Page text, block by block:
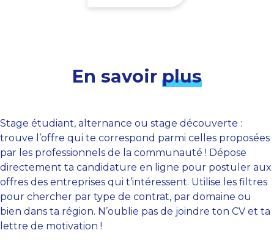
En savoir plus
Stage étudiant, alternance ou stage découverte :
trouve l’offre qui te correspond parmi celles proposées
par les professionnels de la communauté ! Dépose
directement ta candidature en ligne pour postuler aux
offres des entreprises qui t’intéressent. Utilise les filtres
pour chercher par type de contrat, par domaine ou
bien dans ta région. N’oublie pas de joindre ton CV et ta
lettre de motivation !